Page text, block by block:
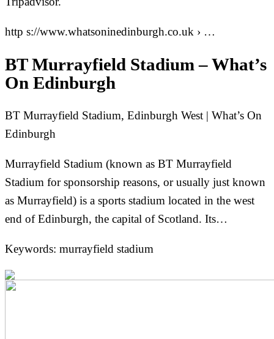
http s://www.whatsoninedinburgh.co.uk › …
BT Murrayfield Stadium – What’s
On Edinburgh
BT Murrayfield Stadium, Edinburgh West | What’s On
Edinburgh
Murrayfield Stadium (known as BT Murrayfield
Stadium for sponsorship reasons, or usually just known
as Murrayfield) is a sports stadium located in the west
end of Edinburgh, the capital of Scotland. Its…
Keywords: murrayfield stadium